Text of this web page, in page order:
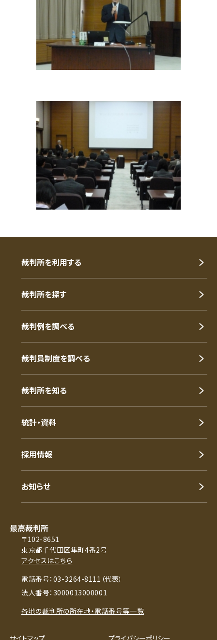
裁判所を利用する
裁判所を探す
裁判例を調べる
裁判員制度を調べる
裁判所を知る
統計・資料
採用情報
お知らせ
最高裁判所
〒102-8651
東京都千代田区隼町4番2号
アクセスはこちら
電話番号：03-3264-8111（代表）
法人番号：3000013000001
各地の裁判所の所在地・電話番号等一覧